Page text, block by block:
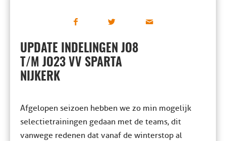
UPDATE INDELINGEN JO8
T/M JO23 VV SPARTA
NIJKERK
Afgelopen seizoen hebben we zo min mogelijk
selectietrainingen gedaan met de teams, dit
vanwege redenen dat vanaf de winterstop al